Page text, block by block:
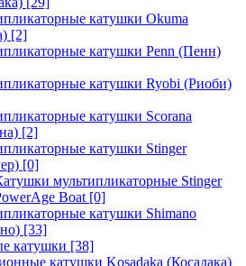
катушки Okuma
[2]
катушки Penn (Пенн)
катушки Ryobi (Риоби)
катушки Scorana
[2]
катушки Stinger
[0]
мультипликаторные Stinger
Boat [0]
катушки Shimano
[33]
катушки [38]
катушки Kosadaka (Косадака)